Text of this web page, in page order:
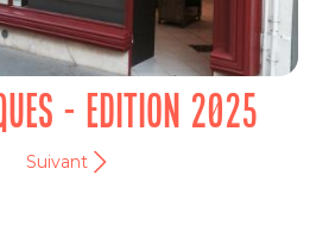
- EDITION 2025
Suivant